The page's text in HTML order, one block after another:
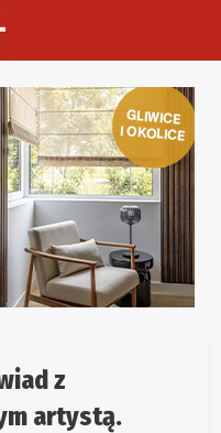
z
artystą.